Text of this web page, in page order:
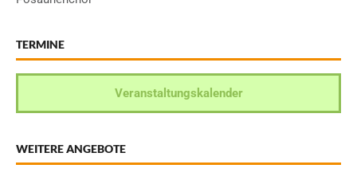
TERMINE
Veranstaltungskalender
WEITERE ANGEBOTE